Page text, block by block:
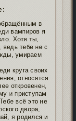
в
вампиров я
Хотя ты,
ведь тебе не с
умираем
круга своих
относятся
откровенен,
и приступам
всё это не
двора,
я родился и